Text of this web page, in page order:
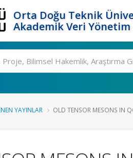
Orta Doğu Teknik
Akademik Veri Yönetim
YAYINLAR OLD TENSOR MESONS IN